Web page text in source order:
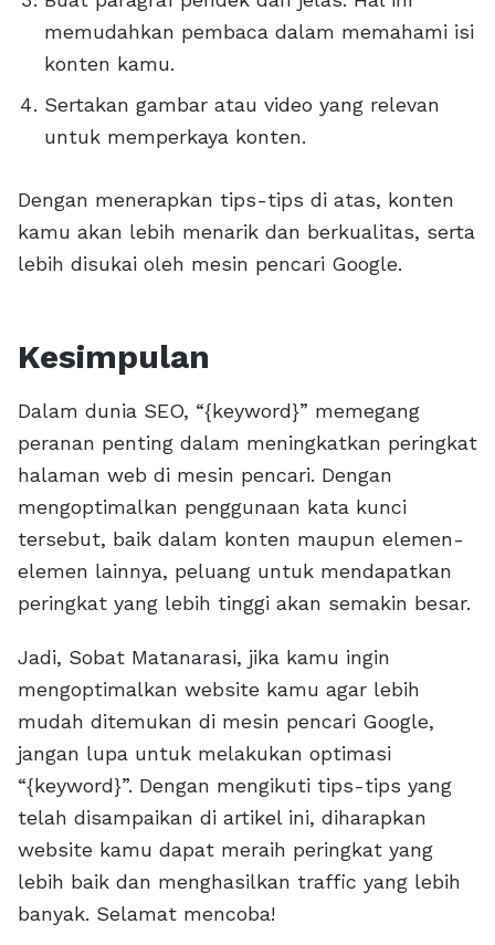
memudahkan pembaca dalam memahami isi
konten kamu.
Sertakan gambar atau video yang relevan
untuk memperkaya konten.
Dengan menerapkan tips-tips di atas, konten
kamu akan lebih menarik dan berkualitas, serta
lebih disukai oleh mesin pencari Google.
Kesimpulan
Dalam dunia SEO, “{keyword}” memegang
peranan penting dalam meningkatkan peringkat
halaman web di mesin pencari. Dengan
mengoptimalkan penggunaan kata kunci
tersebut, baik dalam konten maupun elemen-
elemen lainnya, peluang untuk mendapatkan
peringkat yang lebih tinggi akan semakin besar.
Jadi, Sobat Matanarasi, jika kamu ingin
mengoptimalkan website kamu agar lebih
mudah ditemukan di mesin pencari Google,
jangan lupa untuk melakukan optimasi
“{keyword}”. Dengan mengikuti tips-tips yang
telah disampaikan di artikel ini, diharapkan
website kamu dapat meraih peringkat yang
lebih baik dan menghasilkan traffic yang lebih
banyak. Selamat mencoba!